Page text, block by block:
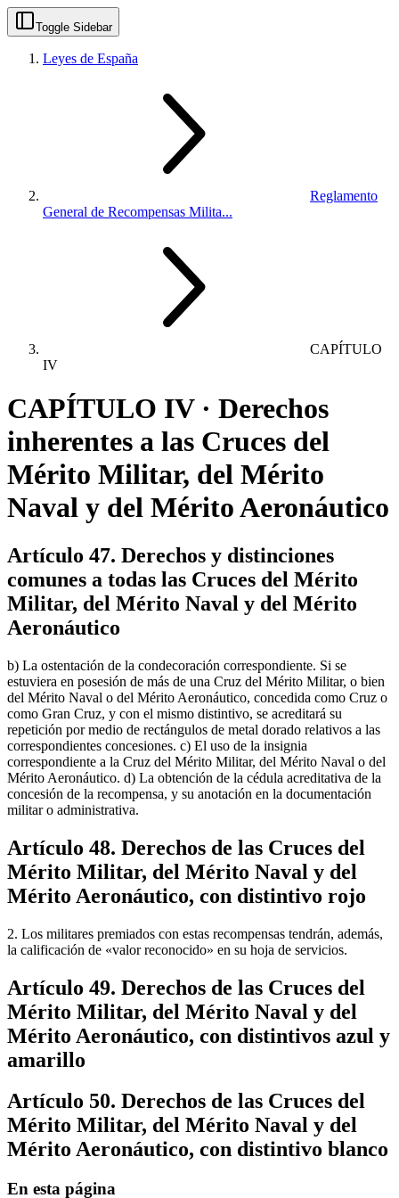
Toggle Sidebar
Leyes de España
Reglamento
General de Recompensas Milita...
CAPÍTULO
IV
CAPÍTULO IV · Derechos
inherentes a las Cruces del
Mérito Militar, del Mérito
Naval y del Mérito Aeronáutico
Artículo 47. Derechos y distinciones
comunes a todas las Cruces del Mérito
Militar, del Mérito Naval y del Mérito
Aeronáutico
b) La ostentación de la condecoración correspondiente. Si se
estuviera en posesión de más de una Cruz del Mérito Militar, o bien
del Mérito Naval o del Mérito Aeronáutico, concedida como Cruz o
como Gran Cruz, y con el mismo distintivo, se acreditará su
repetición por medio de rectángulos de metal dorado relativos a las
correspondientes concesiones. c) El uso de la insignia
correspondiente a la Cruz del Mérito Militar, del Mérito Naval o del
Mérito Aeronáutico. d) La obtención de la cédula acreditativa de la
concesión de la recompensa, y su anotación en la documentación
militar o administrativa.
Artículo 48. Derechos de las Cruces del
Mérito Militar, del Mérito Naval y del
Mérito Aeronáutico, con distintivo rojo
2. Los militares premiados con estas recompensas tendrán, además,
la calificación de «valor reconocido» en su hoja de servicios.
Artículo 49. Derechos de las Cruces del
Mérito Militar, del Mérito Naval y del
Mérito Aeronáutico, con distintivos azul y
amarillo
Artículo 50. Derechos de las Cruces del
Mérito Militar, del Mérito Naval y del
Mérito Aeronáutico, con distintivo blanco
En esta página